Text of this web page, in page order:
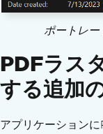
ポートレー
PDFラス
する追加
アプリケーション